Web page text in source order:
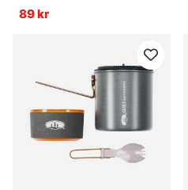
89 kr